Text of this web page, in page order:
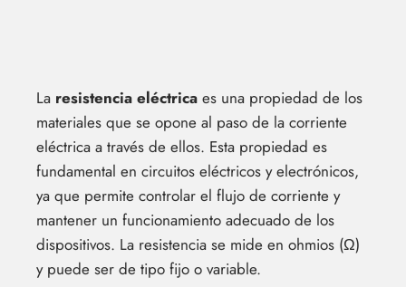
La resistencia eléctrica es una propiedad de los
materiales que se opone al paso de la corriente
eléctrica a través de ellos. Esta propiedad es
fundamental en circuitos eléctricos y electrónicos,
ya que permite controlar el flujo de corriente y
mantener un funcionamiento adecuado de los
dispositivos. La resistencia se mide en ohmios (Ω)
y puede ser de tipo fijo o variable.